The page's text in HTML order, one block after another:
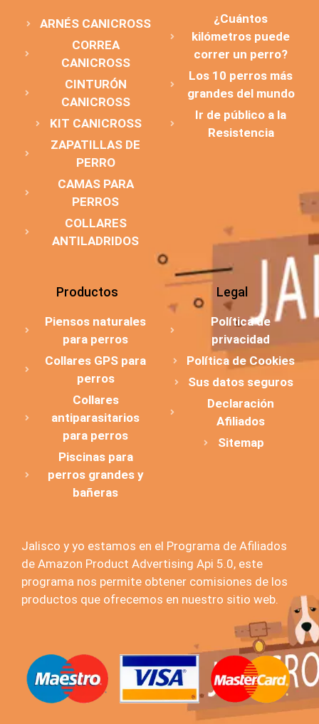
ARNÉS CANICROSS
CORREA
CANICROSS
CINTURÓN
CANICROSS
KIT CANICROSS
ZAPATILLAS DE
PERRO
CAMAS PARA
PERROS
COLLARES
ANTILADRIDOS
¿Cuántos
kilómetros puede
correr un perro?
Los 10 perros más
grandes del mundo
Ir de público a la
Resistencia
Productos
Piensos naturales
para perros
Collares GPS para
perros
Collares
antiparasitarios
para perros
Piscinas para
perros grandes y
bañeras
Legal
Política de
privacidad
Política de Cookies
Sus datos seguros
Declaración
Afiliados
Sitemap
Jalisco y yo estamos en el Programa de Afiliados
de Amazon Product Advertising Api 5.0, este
programa nos permite obtener comisiones de los
productos que ofrecemos en nuestro sitio web.